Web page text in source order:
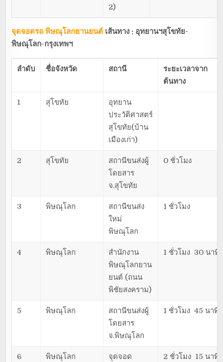
2)
จุดจอดรถ พิษณุโลกยานยนต์ เส้นทาง : อุทยานฯสุโขทัย-
พิษณุโลก-กรุงเทพฯ
ลำดับ ชื่อจังหวัด สถานี
ระยะเวลาจาก
ต้นทาง
1 สุโขทัย
อุทยาน
ประวัติศาสตร์
สุโขทัย(บ้าน
เมืองเก่า)
2 สุโขทัย
สถานีขนส่งผู้
โดยสาร
จ.สุโขทัย
0 ชั่วโมง
3 พิษณุโลก
สถานีขนส่ง
ใหม่
พิษณุโลก
1 ชั่วโมง
4 พิษณุโลก
สำนักงาน
พิษณุโลกยาน
ยนต์ (ถนน
พิชัยสงคราม)
1 ชั่วโมง 30 นาที
5 พิษณุโลก
สถานีขนส่งผู้
โดยสาร
จ.พิษณุโลก
1 ชั่วโมง 45 นาที
6 พิษณุโลก
จุดจอด
2 ชั่วโมง 15 นาที